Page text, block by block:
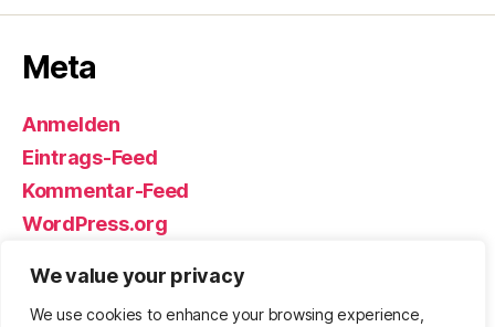
We value your privacy
We use cookies to enhance your browsing experience,
Meta
Anmelden
Eintrags-Feed
Kommentar-Feed
WordPress.org
© 2026Björn Eickhoff – Der Blog Nach oben